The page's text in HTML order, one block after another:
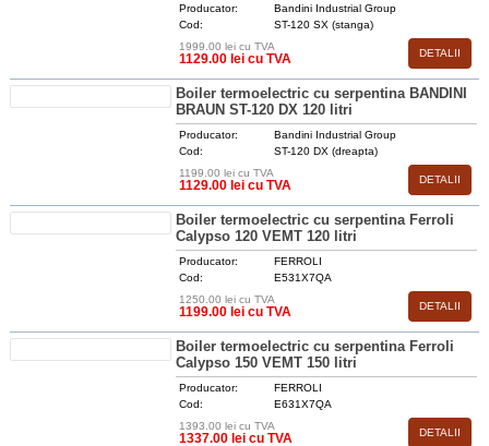
Producator:
Bandini Industrial Group
Cod:
ST-120 SX (stanga)
1999.00 lei cu TVA
1129.00 lei cu TVA DETALII
Boiler termoelectric cu serpentina BANDINI
BRAUN ST-120 DX 120 litri
Producator:
Bandini Industrial Group
Cod:
ST-120 DX (dreapta)
1199.00 lei cu TVA
1129.00 lei cu TVA DETALII
Boiler termoelectric cu serpentina Ferroli
Calypso 120 VEMT 120 litri
Producator:
FERROLI
Cod:
E531X7QA
1250.00 lei cu TVA
1199.00 lei cu TVA DETALII
Boiler termoelectric cu serpentina Ferroli
Calypso 150 VEMT 150 litri
Producator:
FERROLI
Cod:
E631X7QA
1393.00 lei cu TVA
1337.00 lei cu TVA DETALII